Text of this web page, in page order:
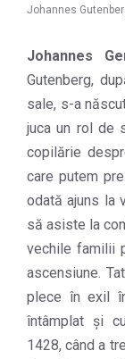
Johannes
Johannes
Gutenberg,
sale, s-a
juca un rol de
copilărie
care putem
odată ajuns la
să asiste la
vechile familii
ascensiune.
plece în exil
întâmplat şi
1428, când a